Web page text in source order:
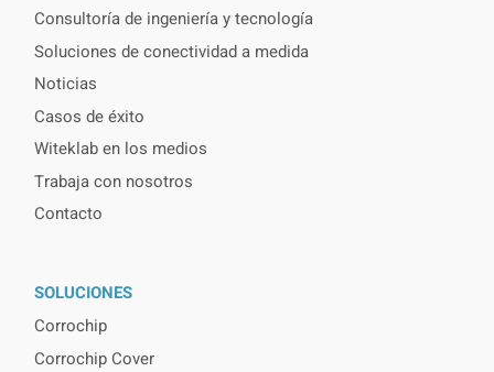
Consultoría de ingeniería y tecnología
Soluciones de conectividad a medida
Noticias
Casos de éxito
Witeklab en los medios
Trabaja con nosotros
Contacto
SOLUCIONES
Corrochip
Corrochip Cover